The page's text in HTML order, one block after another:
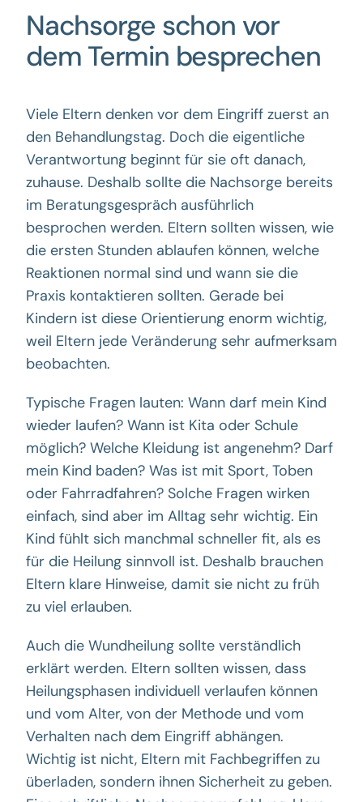
Nachsorge schon vor
dem Termin besprechen
Viele Eltern denken vor dem Eingriff zuerst an
den Behandlungstag. Doch die eigentliche
Verantwortung beginnt für sie oft danach,
zuhause. Deshalb sollte die Nachsorge bereits
im Beratungsgespräch ausführlich
besprochen werden. Eltern sollten wissen, wie
die ersten Stunden ablaufen können, welche
Reaktionen normal sind und wann sie die
Praxis kontaktieren sollten. Gerade bei
Kindern ist diese Orientierung enorm wichtig,
weil Eltern jede Veränderung sehr aufmerksam
beobachten.
Typische Fragen lauten: Wann darf mein Kind
wieder laufen? Wann ist Kita oder Schule
möglich? Welche Kleidung ist angenehm? Darf
mein Kind baden? Was ist mit Sport, Toben
oder Fahrradfahren? Solche Fragen wirken
einfach, sind aber im Alltag sehr wichtig. Ein
Kind fühlt sich manchmal schneller fit, als es
für die Heilung sinnvoll ist. Deshalb brauchen
Eltern klare Hinweise, damit sie nicht zu früh
zu viel erlauben.
Auch die Wundheilung sollte verständlich
erklärt werden. Eltern sollten wissen, dass
Heilungsphasen individuell verlaufen können
und vom Alter, von der Methode und vom
Verhalten nach dem Eingriff abhängen.
Wichtig ist nicht, Eltern mit Fachbegriffen zu
überladen, sondern ihnen Sicherheit zu geben.